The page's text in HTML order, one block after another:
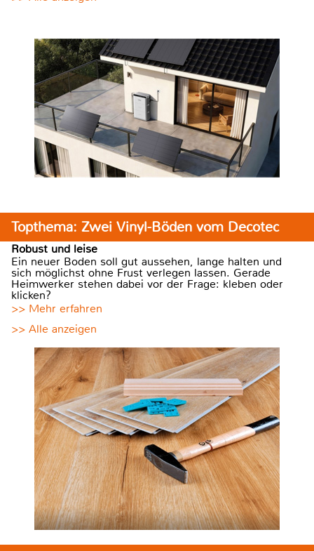
Topthema: Zwei Vinyl-Böden vom Decotec
Robust und leise
Ein neuer Boden soll gut aussehen, lange halten und
sich möglichst ohne Frust verlegen lassen. Gerade
Heimwerker stehen dabei vor der Frage: kleben oder
klicken?
>> Mehr erfahren
>> Alle anzeigen